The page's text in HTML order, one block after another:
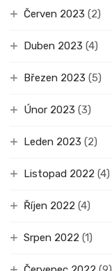
Červen 2023 (2)
Duben 2023 (4)
Březen 2023 (5)
Únor 2023 (3)
Leden 2023 (2)
Listopad 2022 (4)
Říjen 2022 (4)
Srpen 2022 (1)